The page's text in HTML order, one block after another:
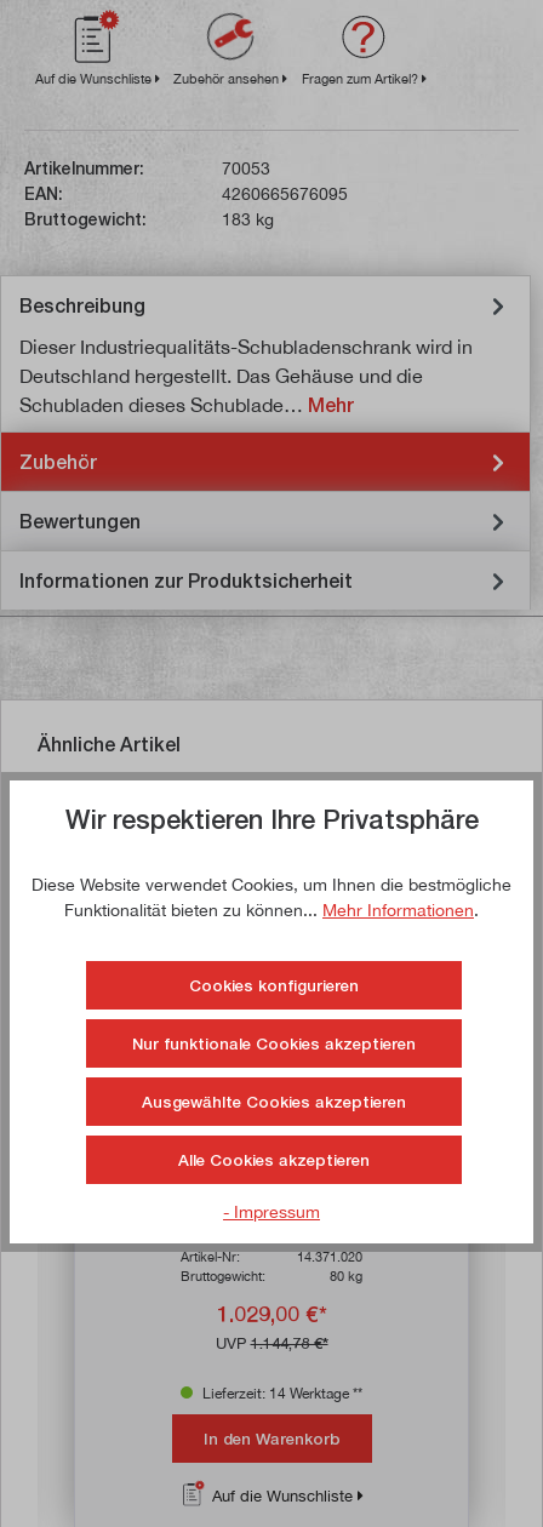
Auf die Wunschliste Zubehör ansehen Fragen zum Artikel?
Artikelnummer:
70053
EAN:
4260665676095
Bruttogewicht:
183 kg
Beschreibung
Dieser Industriequalitäts-Schubladenschrank wird in
Deutschland hergestellt. Das Gehäuse und die
Schubladen dieses Schublade… Mehr
Zubehör
Bewertungen
Informationen zur Produktsicherheit
Ähnliche Artikel
kg Tragkraft / Schublade
Artikel-Nr:
14.371.020
Bruttogewicht:
80 kg
1.029,00 €*
UVP1.144,78 €*
Jetzt kaufen!
Lieferzeit: 14 Werktage **
In den Warenkorb
Auf die Wunschliste
Wir respektieren Ihre Privatsphäre
Diese Website verwendet Cookies, um Ihnen die bestmögliche
Funktionalität bieten zu können... Mehr Informationen.
Cookies konfigurieren
Nur funktionale Cookies akzeptieren
Ausgewählte Cookies akzeptieren
Alle Cookies akzeptieren
- Impressum